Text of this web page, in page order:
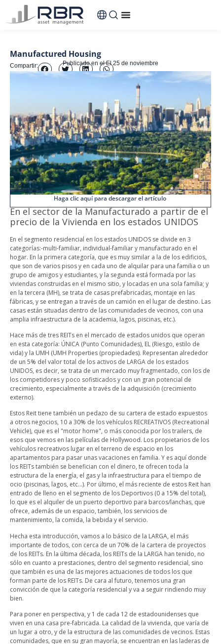
Manufactured Housing
Publicado en el El 25 de noviembre
Compartir:
Haga clic aquí para descargar el artículo
En el sector de la Manufacturado a partir de el
precio de la Vivienda en los estados UNIDOS
En el segmento residencial en los estados UNIDOS se divide en 3
categorías:-multi-familiar, individual-familiar y manufacturado en el
hogar. En la primera categoría, que es muy similar a la de los edificios,
que son de varios pisos y en cada uno de alquilar para una familia o un
grupo de amigos y estudiantes, y la segunda está formada por las
viviendas construidas en el mismo sitio, y locadas en una sola familia; y
en la tercera (MH), se trata de casas prefabricadas, montaje en las
fábricas, y se entregan a través de un camión en el lugar de destino. Las
casas están situadas dentro de las comunidades de vecinos, con una
amplia infraestructura de la academia, lagos, piscinas, etc.).
Hace más de tres REITs en el mercado de estados unidos que operan
en esta categoría: ÚNICA (Punto Comunidades), EL (Riesgo, estilo de
vida) y la UMH (UMH Properties (propiedades). Representan alrededor
de un 5% del valor total de los activos de LARGA de los estados
UNIDOS, es decir, se trata de un mercado muy fragmentado, con los de
los competidores y poco sofisticados y con un gran potencial de
crecimiento, especialmente a través de la adquisición (crecimiento
externo).
Estos Reit tiene también un pedazo de su cartera de estado expuestos
a otros negocios, 10 a 30% de los vehículos RECREATIVOS (Recreational
Vehicle), que es el "motor home", o más conocida por los trailers, de
esos que vemos en las películas de Hollywood. Los propietarios de los
vehículos recreativos lugar en el terreno de espacio en los
apartamentos para pasar unas vacaciones en familia. Y es aquí donde
los REITs también se benefician con el dinero, te ofrecen toda la
estructura de la energía, el gas y la infraestructura para el tiempo de
ocio (piscinas, lagos, etc...). Por último, el más reciente de estos Reit han
entrado de lleno en el segmento de los Deportivos (0 a 15% del total),
lo que es el alquiler de un puerto deportivo para barcos/lanchas, que
ofrece, además de un espacio, también, los servicios de
mantenimiento, la comida, la bebida y el servicio.
Hecha esta introducción, vamos a lo básico de la LARGA, el más
importante de todos, con cerca de un 70% de la cartera de proyectos
de los REITs. En la última década, los REITs de la LARGA han tenido, no
sólo en cuanto a prestaciones, dentro del segmento residencial, sino
que también es una de las mejores actuaciones de todos los que
forman parte de los REITs. De cara al futuro, tenemos una gran
convicción de que la categoría residencial y va a seguir rindiendo muy
bien.
Para poner en perspectiva, y 1 de cada 12 de estadounidenses que
viven en una casa pre-fabricada. La calidad de la vivienda, que varía de
un lugar a otro, y de la estructura de las comunidades de vecinos. Estas
comunidades, que en su gran mayoría, se encuentran en las laderas de